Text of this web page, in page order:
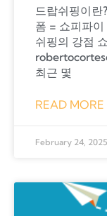
드랍쉬핑이란
폼 = 쇼피파
쉬핑의 강점
최근 몇
READ MORE
February 24, 2025